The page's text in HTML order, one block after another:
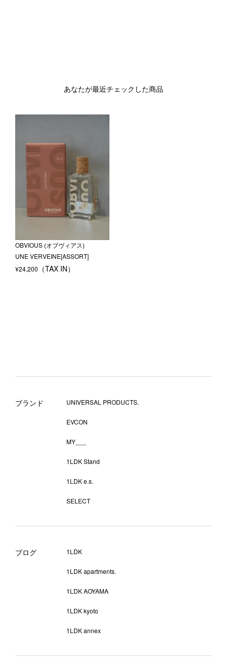
あなたが最近チェックした商品
OBVIOUS (オブヴィアス)
UNE VERVEINE[ASSORT]
¥24,200
ブランド UNIVERSAL PRODUCTS.
EVCON
MY___
1LDK Stand
1LDK e.s.
SELECT
ブログ 1LDK
1LDK apartments.
1LDK AOYAMA
1LDK kyoto
1LDK annex